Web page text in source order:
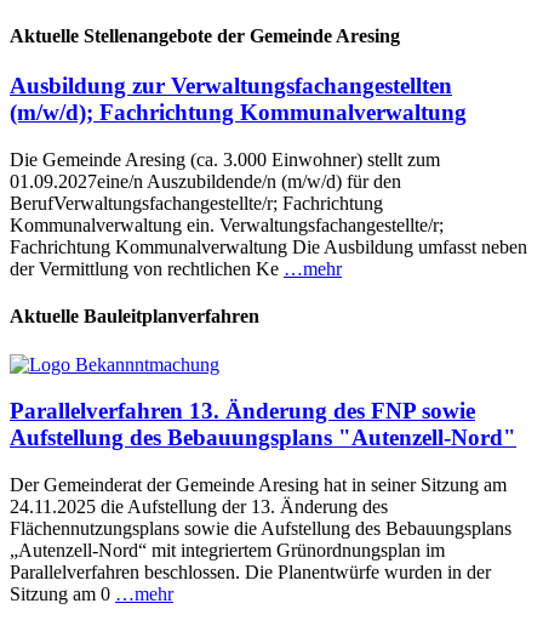
Aktuelle Stellenangebote der Gemeinde Aresing
Ausbildung zur Verwaltungsfachangestellten
(m/w/d); Fachrichtung Kommunalverwaltung
Die Gemeinde Aresing (ca. 3.000 Einwohner) stellt zum
01.09.2027eine/n Auszubildende/n (m/w/d) für den
BerufVerwaltungsfachangestellte/r; Fachrichtung
Kommunalverwaltung ein. Verwaltungsfachangestellte/r;
Fachrichtung Kommunalverwaltung Die Ausbildung umfasst neben
der Vermittlung von rechtlichen Ke …mehr
Aktuelle Bauleitplanverfahren
Parallelverfahren 13. Änderung des FNP sowie
Aufstellung des Bebauungsplans "Autenzell-Nord"
Der Gemeinderat der Gemeinde Aresing hat in seiner Sitzung am
24.11.2025 die Aufstellung der 13. Änderung des
Flächennutzungsplans sowie die Aufstellung des Bebauungsplans
„Autenzell-Nord“ mit integriertem Grünordnungsplan im
Parallelverfahren beschlossen. Die Planentwürfe wurden in der
Sitzung am 0 …mehr